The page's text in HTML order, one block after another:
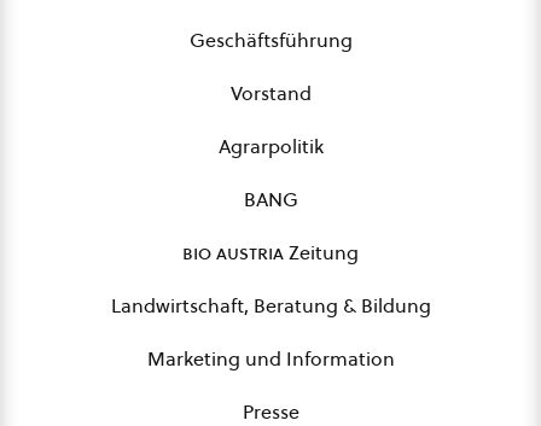
Geschäftsführung
Vorstand
Agrarpolitik
BANG
bio austriaZeitung
Landwirtschaft, Beratung & Bildung
Marketing und Information
Presse